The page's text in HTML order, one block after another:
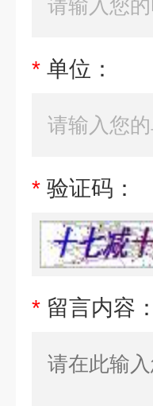
* 单位：
* 验证码：
* 留言内容：